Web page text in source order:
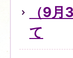
（9
て